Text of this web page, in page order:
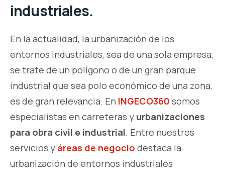
industriales.
En la actualidad, la urbanización de los
entornos industriales, sea de una sola empresa,
se trate de un polígono o de un gran parque
industrial que sea polo económico de una zona,
es de gran relevancia. En INGECO360 somos
especialistas en carreteras y urbanizaciones
para obra civil e industrial. Entre nuestros
servicios y áreas de negocio destaca la
urbanización de entornos industriales